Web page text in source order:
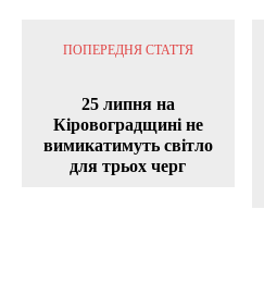
ПОПЕРЕДНЯ СТАТТЯ
25 липня на
Кіровоградщині не
вимикатимуть світло
для трьох черг